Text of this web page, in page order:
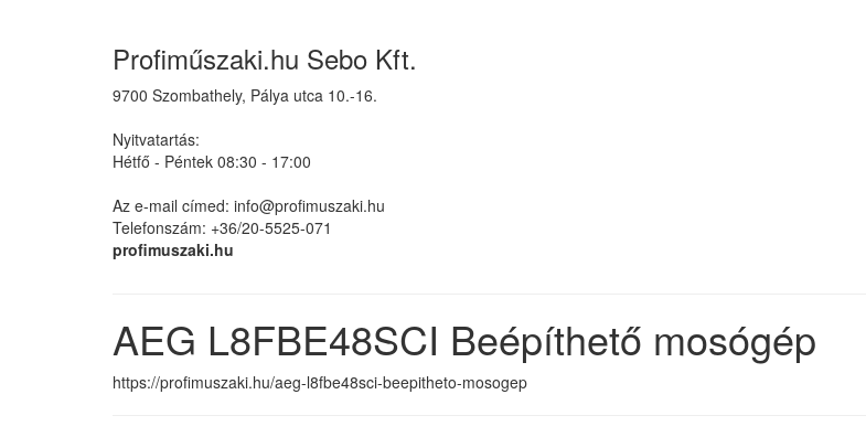
Profiműszaki.hu Sebo Kft.
9700 Szombathely, Pálya utca 10.-16.
Nyitvatartás:
Hétfő - Péntek 08:30 - 17:00
Az e-mail címed: info@profimuszaki.hu
Telefonszám: +36/20-5525-071
profimuszaki.hu
AEG L8FBE48SCI Beépíthető mosógép
https://profimuszaki.hu/aeg-l8fbe48sci-beepitheto-mosogep